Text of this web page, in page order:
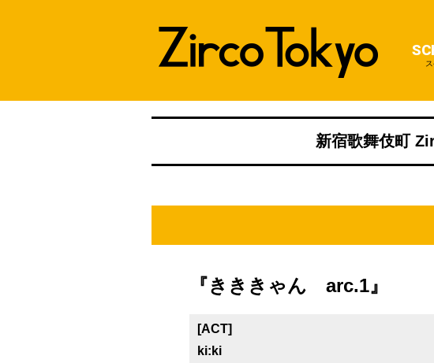
新宿歌舞伎町
『きききゃん arc.1』
[ACT]
ki:ki